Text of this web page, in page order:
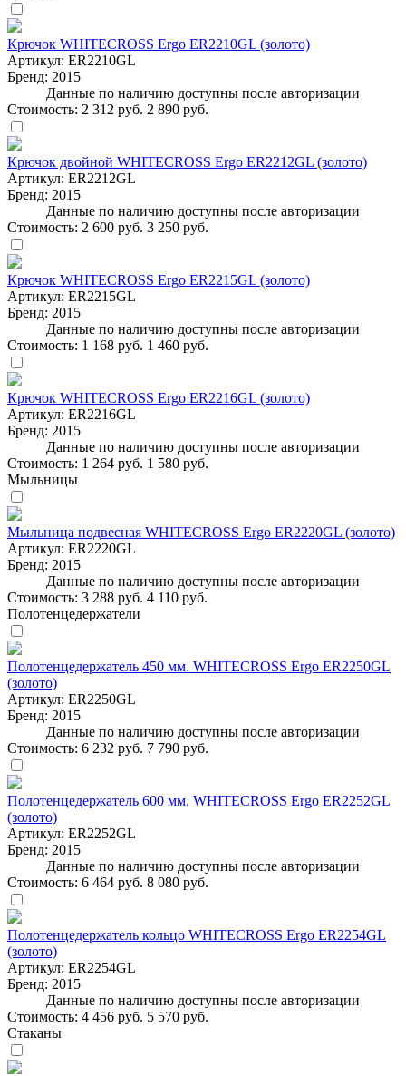
Крючок WHITECROSS Ergo ER2210GL (золото)
Артикул: ER2210GL
Бренд: 2015
Данные по наличию доступны после авторизации
Стоимость: 2 312 руб. 2 890 руб.
Крючок двойной WHITECROSS Ergo ER2212GL (золото)
Артикул: ER2212GL
Бренд: 2015
Данные по наличию доступны после авторизации
Стоимость: 2 600 руб. 3 250 руб.
Крючок WHITECROSS Ergo ER2215GL (золото)
Артикул: ER2215GL
Бренд: 2015
Данные по наличию доступны после авторизации
Стоимость: 1 168 руб. 1 460 руб.
Крючок WHITECROSS Ergo ER2216GL (золото)
Артикул: ER2216GL
Бренд: 2015
Данные по наличию доступны после авторизации
Стоимость: 1 264 руб. 1 580 руб.
Мыльницы
Мыльница подвесная WHITECROSS Ergo ER2220GL (золото)
Артикул: ER2220GL
Бренд: 2015
Данные по наличию доступны после авторизации
Стоимость: 3 288 руб. 4 110 руб.
Полотенцедержатели
Полотенцедержатель 450 мм. WHITECROSS Ergo ER2250GL
(золото)
Артикул: ER2250GL
Бренд: 2015
Данные по наличию доступны после авторизации
Стоимость: 6 232 руб. 7 790 руб.
Полотенцедержатель 600 мм. WHITECROSS Ergo ER2252GL
(золото)
Артикул: ER2252GL
Бренд: 2015
Данные по наличию доступны после авторизации
Стоимость: 6 464 руб. 8 080 руб.
Полотенцедержатель кольцо WHITECROSS Ergo ER2254GL
(золото)
Артикул: ER2254GL
Бренд: 2015
Данные по наличию доступны после авторизации
Стоимость: 4 456 руб. 5 570 руб.
Стаканы